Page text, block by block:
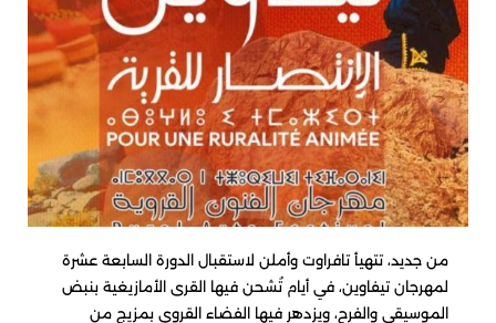
من جديد، تتهيأ تافراوت وأملن لاستقبال الدورة السابعة عشرة
لمهرجان تيفاوين، في أيام تُشحن فيها القرى الأمازيغية بنبض
الموسيقى والفرح، ويزدهر فيها الفضاء القروي بمزيج من